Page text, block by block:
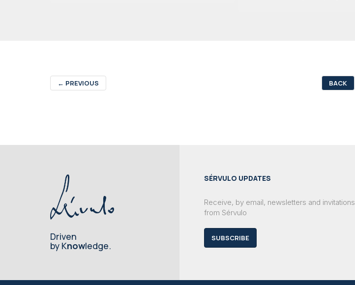
← PREVIOUS BACK
Driven
by Knowledge.
SÉRVULO UPDATES
Receive, by email, newsletters and invitations
from Sérvulo
SUBSCRIBE